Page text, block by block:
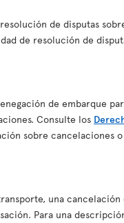
de disputas
de resolución de
de embarque
Consulte los
sobre cancelaciones
una
Para una